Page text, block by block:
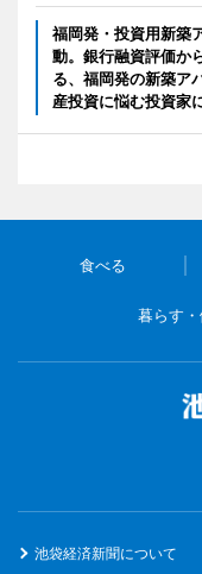
福岡発・投資用新築
動。銀行融資評価か
る、福岡発の新築ア
産投資に悩む投資家
食べる
暮らす・
池袋経済新聞について